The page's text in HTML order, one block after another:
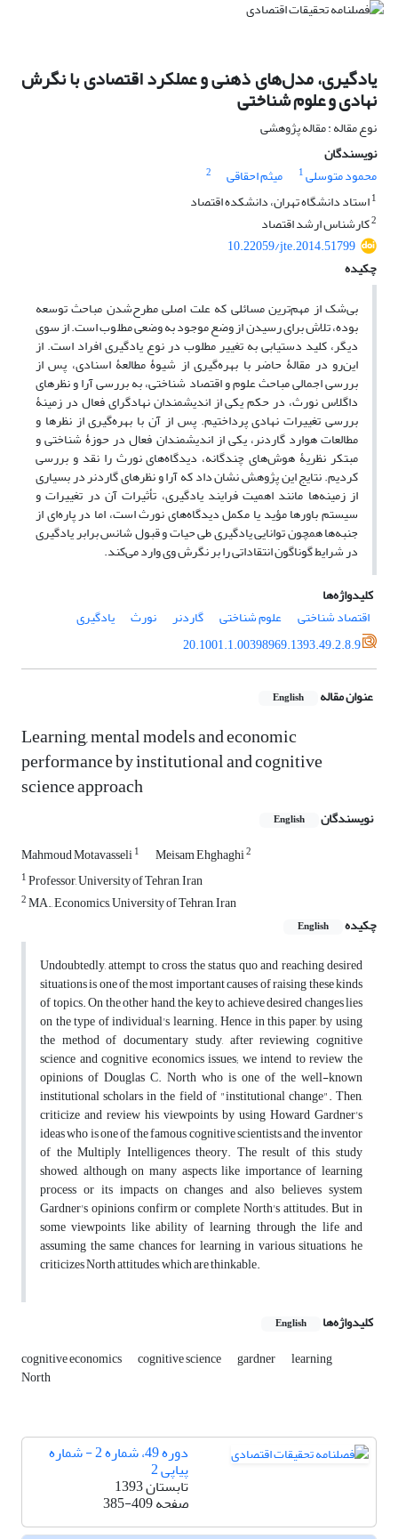
یادگیری، مدل‌‌‌‌‌‌‌های ذهنی و عملکرد اقتصادی با نگرش
نهادی و علوم شناختی
نوع مقاله : مقاله پژوهشی
نویسندگان
محمود متوسلی1 میثم احقاقی
2
1استاد دانشگاه تهران، دانشکده اقتصاد
2کارشناس ارشد اقتصاد
10.22059/jte.2014.51799
چکیده
بی‌‌‌‌‌‌‌شک از مهم‌ترین مسائلی که علت اصلی مطرح‌شدن مباحث توسعه
بوده، تلاش برای رسیدن از وضع موجود به وضعی مطلوب است. از سوی
دیگر، کلید دستیابی به تغییر مطلوب در نوع یادگیری افراد است. از
این‌رو در مقالۀ حاضر با بهره‌‌‌‌‌‌‌گیری از شیوۀ مطالعۀ اسنادی، پس از
بررسی اجمالی مباحث علوم و اقتصاد شناختی، به بررسی آرا و نظرهای
داگلاس نورث، در حکم یکی از اندیشمندان نهادگرای فعال در زمینۀ
بررسی تغییرات نهادی پرداختیم. پس از آن با بهره‌‌‌‌‌‌‌گیری از نظرها و
مطالعات هوارد گاردنر، یکی از اندیشمندان فعال در حوزۀ شناختی و
مبتکر نظریۀ هوش‌‌‌‌‌‌‌های چندگانه، دیدگاه‌‌‌‌‌‌‌های نورث را نقد و بررسی
کردیم. نتایج این پژوهش نشان داد که آرا و نظرهای گاردنر در بسیاری
از زمینه‌‌‌‌‌‌‌ها مانند اهمیت فرایند یادگیری، تأثیرات آن در تغییرات و
سیستم باورها مؤید یا مکمل دیدگاه‌‌‌‌‌‌‌های نورث است، اما در پاره‌‌‌‌‌‌‌ای از
جنبه‌‌‌‌‌‌‌ها همچون توانایی یادگیری طی حیات و قبول شانس برابر یادگیری
در شرایط گوناگون انتقاداتی را بر نگرش وی وارد می‌‌‌‌‌‌‌‌کند.
کلیدواژه‌ها
اقتصاد شناختی
علوم شناختی گاردنر نورث
یادگیری
20.1001.1.00398969.1393.49.2.8.9
عنوان مقاله English
Learning, mental models and economic
performance by institutional and cognitive
science approach
نویسندگان English
Mahmoud Motavasseli1 Meisam Ehghaghi2
1Professor, University of Tehran, Iran
2MA., Economics, University of Tehran, Iran
چکیده
English
Undoubtedly, attempt to cross the status quo and reaching desired
situations is one of the most important causes of raising these kinds
of topics. On the other hand, the key to achieve desired changes lies
on the type of individual's learning. Hence in this paper, by using
the method of documentary study, after reviewing cognitive
science and cognitive economics issues; we intend to review the
opinions of Douglas C. North who is one of the well-known
institutional scholars in the field of "institutional change". Then,
criticize and review his viewpoints by using Howard Gardner's
ideas who is one of the famous cognitive scientists and the inventor
of the Multiply Intelligences theory. The result of this study
showed, although on many aspects like importance of learning
process or its impacts on changes and also believes system
Gardner's opinions confirm or complete North's attitudes. But in
some viewpoints like ability of learning through the life and
assuming the same chances for learning in various situations, he
criticizes North attitudes, which are thinkable.
کلیدواژه‌ها English
cognitive economics cognitive science gardner learning
North
دوره 49، شماره 2 - شماره
پیاپی 2
تابستان 1393
صفحه385-409